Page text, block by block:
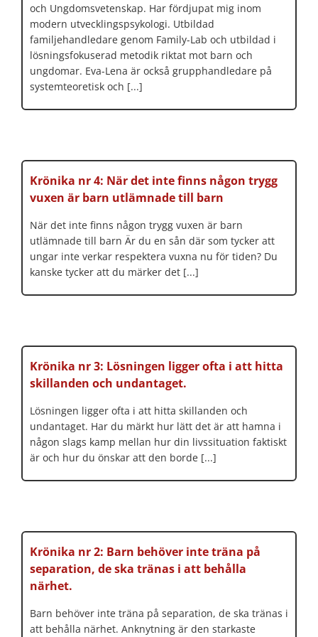
och Ungdomsvetenskap. Har fördjupat mig inom
modern utvecklingspsykologi. Utbildad
familjehandledare genom Family-Lab och utbildad i
lösningsfokuserad metodik riktat mot barn och
ungdomar. Eva-Lena är också grupphandledare på
systemteoretisk och [...]
Krönika nr 4: När det inte finns någon trygg
vuxen är barn utlämnade till barn
När det inte finns någon trygg vuxen är barn
utlämnade till barn Är du en sån där som tycker att
ungar inte verkar respektera vuxna nu för tiden? Du
kanske tycker att du märker det [...]
Krönika nr 3: Lösningen ligger ofta i att hitta
skillanden och undantaget.
Lösningen ligger ofta i att hitta skillanden och
undantaget. Har du märkt hur lätt det är att hamna i
någon slags kamp mellan hur din livssituation faktiskt
är och hur du önskar att den borde [...]
Krönika nr 2: Barn behöver inte träna på
separation, de ska tränas i att behålla
närhet.
Barn behöver inte träna på separation, de ska tränas i
att behålla närhet. Anknytning är den starkaste